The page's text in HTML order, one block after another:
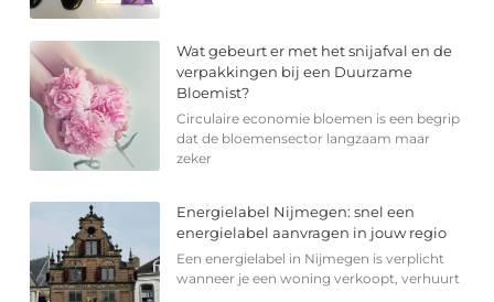
Wat gebeurt er met het snijafval en de
verpakkingen bij een Duurzame
Bloemist?
Circulaire economie bloemen is een begrip
dat de bloemensector langzaam maar
zeker
Energielabel Nijmegen: snel een
energielabel aanvragen in jouw regio
Een energielabel in Nijmegen is verplicht
wanneer je een woning verkoopt, verhuurt